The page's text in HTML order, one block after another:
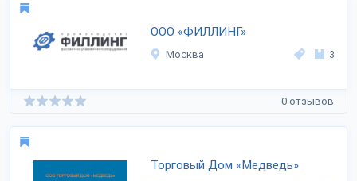
ООО «ФИЛЛИНГ»
Москва 3
0 отзывов
Торговый Дом «Медведь»